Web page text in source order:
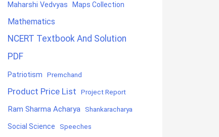
Maharshi Vedvyas Maps Collection
Mathematics
NCERT Textbook And Solution
PDF
Patriotism Premchand
Product Price List Project Report
Ram Sharma Acharya Shankaracharya
Social Science Speeches